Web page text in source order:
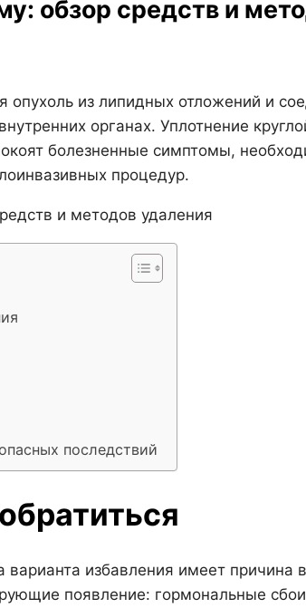
обзор средств и
опухоль из липидных отложений и
органах. Уплотнение
болезненные симптомы,
процедур.
последствий
избавления имеет причина
появление: гормональные